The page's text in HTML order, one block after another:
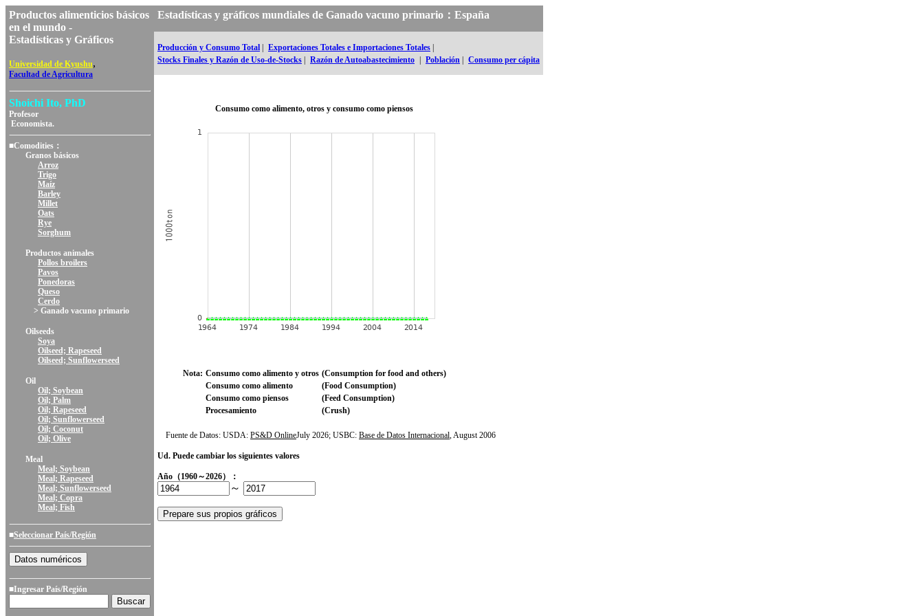
Productos alimenticios básicos
en el mundo -
Estadísticas y Gráficos
Universidad de Kyushu,
Facultad de Agricultura
Shoichi Ito, PhD
Profesor
Economista.
■Comodities：
Granos básicos
Arroz
Trigo
Maíz
Barley
Millet
Oats
Rye
Sorghum
Productos animales
Pollos broilers
Pavos
Ponedoras
Queso
Cerdo
> Ganado vacuno primario
Oilseeds
Soya
Oilseed; Rapeseed
Oilseed; Sunflowerseed
Oil
Oil; Soybean
Oil; Palm
Oil; Rapeseed
Oil; Sunflowerseed
Oil; Coconut
Oil; Olive
Meal
Meal; Soybean
Meal; Rapeseed
Meal; Sunflowerseed
Meal; Copra
Meal; Fish
■Seleccionar País/Región
■Ingresar País/Región
Estadísticas y gráficos mundiales de Ganado vacuno primario：España
Producción y Consumo Total Exportaciones Totales e Importaciones Totales
Stocks Finales y Razón de Uso-de-Stocks
Razón de Autoabastecimiento Población Consumo per cápita
Consumo como alimento, otros y consumo como piensos
Nota: Consumo como alimento y otros (Consumption for food and others)
Consumo como alimento
(Food Consumption)
Consumo como piensos
(Feed Consumption)
Procesamiento
(Crush)
Fuente de Datos: USDA: PS&D OnlineJuly 2026; USBC: Base de Datos Internacional, August 2006
Ud. Puede cambiar los siguientes valores
Año（1960～2026）：
～